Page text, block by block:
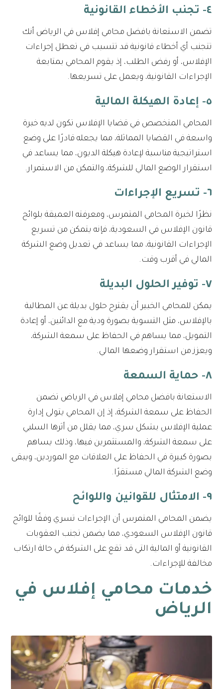
٤- تجنب الأخطاء القانونية
تضمن الاستعانة بافضل محامي إفلاس في الرياض أنك
تتجنب أي أخطاء قانونية قد تتسبب في تعطل إجراءات
الإفلاس، أو رفض الطلب، إذ يقوم المحامي بمتابعة
الإجراءات القانونية، ويعمل على تسريعها.
٥- إعادة الهيكلة المالية
المحامي المتخصص في قضايا الإفلاس تكون لديه خبرة
واسعة في القضايا المماثلة، مما يجعله قادرًا على وضع
استراتيجية مناسبة لإعادة هيكلة الديون، مما يساعد في
استقرار الوضع المالي للشركة، والتمكن من الاستمرار.
٦- تسريع الإجراءات
نظرًا لخبرة المحامي المتمرس، ومعرفته العميقة بلوائح
قانون الإفلاس في السعودية، فإنه يتمكن من تسريع
الإجراءات القانونية، مما يساعد في تعديل وضع الشركة
المالي في أقرب وقت.
٧- توفير الحلول البديلة
يمكن للمحامي الخبير أن يقترح حلول بديلة عن المطالبة
بالإفلاس، مثل التسوية بصورة ودية مع الدائنين، أو إعادة
التمويل، مما يساهم في الحفاظ على سمعة الشركة،
ويعزز من استقرار وضعها المالي.
٨- حماية السمعة
الاستعانة بافضل محامي إفلاس في الرياض تضمن
الحفاظ على سمعة الشركة، إذ إن المحامي يتولى إدارة
عملية الإفلاس بشكل سري، مما يقلل من أثرها السلبي
على سمعة الشركة، والمستثمرين فيها، وذلك يساهم
بصورة كبيرة في الحفاظ على العلاقات مع الموردين، ويبقى
وضع الشركة المالي مستقرًا.
٩- الامتثال للقوانين واللوائح
يضمن المحامي المتمرس أن الإجراءات تسري وفقًا للوائح
قانون الإفلاس السعودي، مما يضمن تجنب العقوبات
القانونية أو المالية التي قد تقع على الشركة في حالة ارتكاب
مخالفة للإجراءات.
خدمات محامي إفلاس في
الرياض